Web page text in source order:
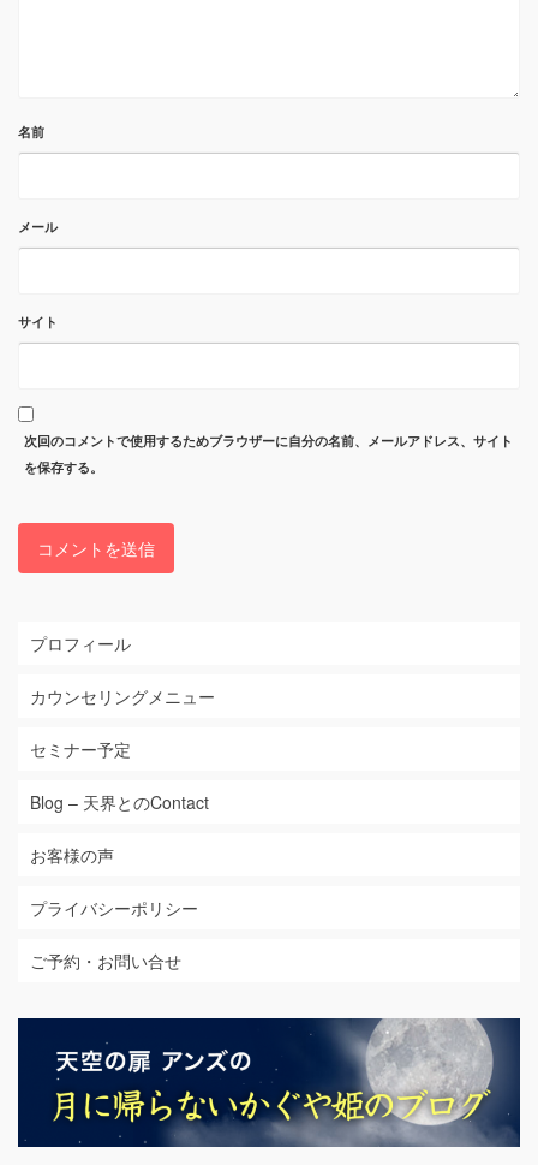
名前
メール
サイト
次回のコメントで使用するためブラウザーに自分の名前、メールアドレス、サイト
を保存する。
プロフィール
カウンセリングメニュー
セミナー予定
Blog – 天界とのContact
お客様の声
プライバシーポリシー
ご予約・お問い合せ